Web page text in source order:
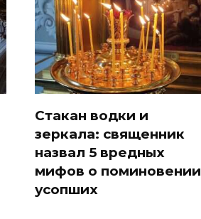
Стакан водки и
зеркала: священник
назвал 5 вредных
мифов о поминовении
усопших